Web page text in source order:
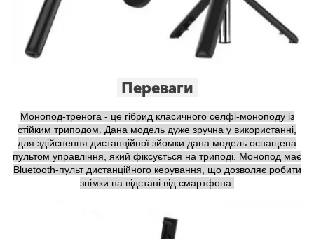
Переваги
Монопод-тренога - це гібрид класичного селфі-моноподу із
стійким триподом. Дана модель дуже зручна у використанні,
для здійснення дистанційної зйомки дана модель оснащена
пультом управління, який фіксується на триподі. Монопод має
Bluetooth-пульт дистанційного керування, що дозволяє робити
знімки на відстані від смартфона.